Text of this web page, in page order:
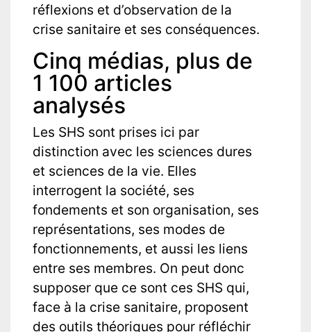
réflexions et d’observation de la
crise sanitaire et ses conséquences.
Cinq médias, plus de
1 100 articles
analysés
Les SHS sont prises ici par
distinction avec les sciences dures
et sciences de la vie. Elles
interrogent la société, ses
fondements et son organisation, ses
représentations, ses modes de
fonctionnements, et aussi les liens
entre ses membres. On peut donc
supposer que ce sont ces SHS qui,
face à la crise sanitaire, proposent
des outils théoriques pour réfléchir